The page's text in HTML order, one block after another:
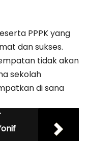
PPPK yang
dan sukses.
tidak akan
sekolah
di sana